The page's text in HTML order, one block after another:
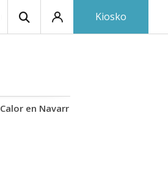
Calor en Navarra
Kiosko